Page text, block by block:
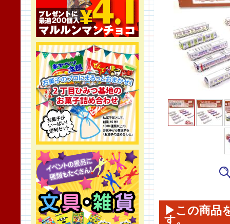
▶この商品
す。